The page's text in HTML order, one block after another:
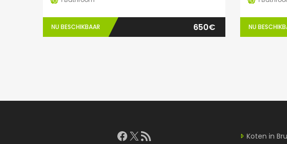
NU BESCHIKBAAR 650€ NU
Facebook
X RSS feed
Koten in